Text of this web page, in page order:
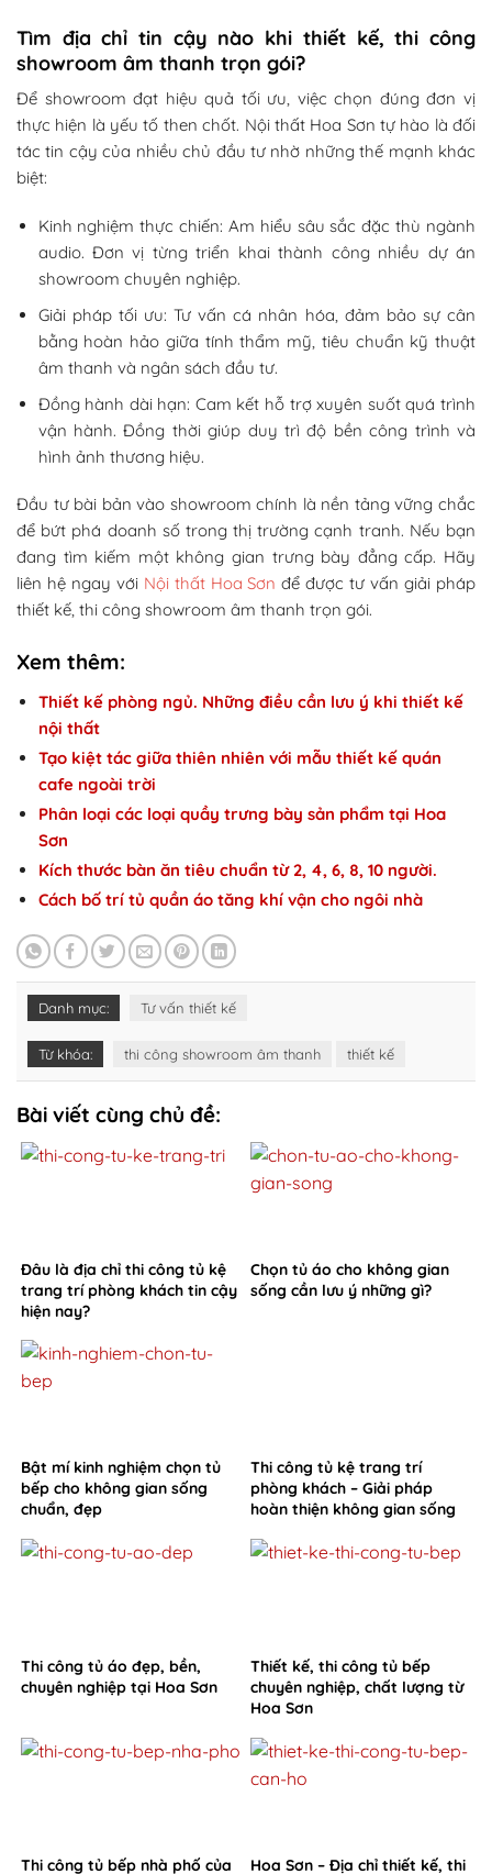
Tìm địa chỉ tin cậy nào khi thiết kế, thi công
showroom âm thanh trọn gói?
Để showroom đạt hiệu quả tối ưu, việc chọn đúng đơn vị
thực hiện là yếu tố then chốt. Nội thất Hoa Sơn tự hào là đối
tác tin cậy của nhiều chủ đầu tư nhờ những thế mạnh khác
biệt:
Kinh nghiệm thực chiến: Am hiểu sâu sắc đặc thù ngành
audio. Đơn vị từng triển khai thành công nhiều dự án
showroom chuyên nghiệp.
Giải pháp tối ưu: Tư vấn cá nhân hóa, đảm bảo sự cân
bằng hoàn hảo giữa tính thẩm mỹ, tiêu chuẩn kỹ thuật
âm thanh và ngân sách đầu tư.
Đồng hành dài hạn: Cam kết hỗ trợ xuyên suốt quá trình
vận hành. Đồng thời giúp duy trì độ bền công trình và
hình ảnh thương hiệu.
Đầu tư bài bản vào showroom chính là nền tảng vững chắc
để bứt phá doanh số trong thị trường cạnh tranh. Nếu bạn
đang tìm kiếm một không gian trưng bày đẳng cấp. Hãy
liên hệ ngay với Nội thất Hoa Sơn để được tư vấn giải pháp
thiết kế, thi công showroom âm thanh trọn gói.
Xem thêm:
Thiết kế phòng ngủ. Những điều cần lưu ý khi thiết kế
nội thất
Tạo kiệt tác giữa thiên nhiên với mẫu thiết kế quán
cafe ngoài trời
Phân loại các loại quầy trưng bày sản phẩm tại Hoa
Sơn
Kích thước bàn ăn tiêu chuẩn từ 2, 4, 6, 8, 10 người.
Cách bố trí tủ quần áo tăng khí vận cho ngôi nhà
Danh mục: Tư vấn thiết kế
Từ khóa: thi công showroom âm thanh thiết kế
Bài viết cùng chủ đề:
Đâu là địa chỉ thi công tủ kệ
trang trí phòng khách tin cậy
hiện nay?
Chọn tủ áo cho không gian
sống cần lưu ý những gì?
Bật mí kinh nghiệm chọn tủ
bếp cho không gian sống
chuẩn, đẹp
Thi công tủ kệ trang trí
phòng khách – Giải pháp
hoàn thiện không gian sống
Thi công tủ áo đẹp, bền,
chuyên nghiệp tại Hoa Sơn
Thiết kế, thi công tủ bếp
chuyên nghiệp, chất lượng từ
Hoa Sơn
Thi công tủ bếp nhà phố của
Hoa Sơn – Địa chỉ thiết kế, thi